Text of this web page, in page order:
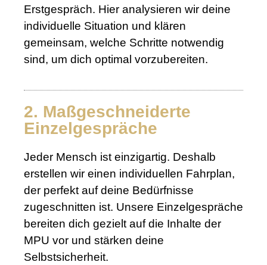
Erstgespräch. Hier analysieren wir deine
individuelle Situation und klären
gemeinsam, welche Schritte notwendig
sind, um dich optimal vorzubereiten.
2. Maßgeschneiderte
Einzelgespräche
Jeder Mensch ist einzigartig. Deshalb
erstellen wir einen individuellen Fahrplan,
der perfekt auf deine Bedürfnisse
zugeschnitten ist. Unsere Einzelgespräche
bereiten dich gezielt auf die Inhalte der
MPU vor und stärken deine
Selbstsicherheit.